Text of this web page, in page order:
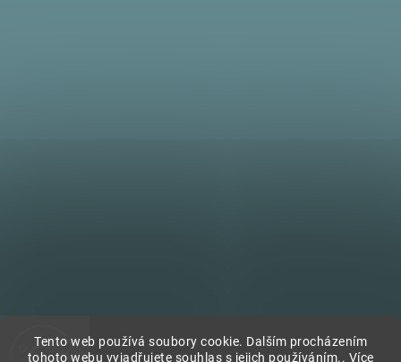
Tento web používá soubory cookie. Dalším procházením
tohoto webu vyjadřujete souhlas s jejich používáním.. Více